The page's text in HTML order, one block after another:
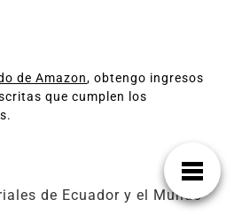
de Amazon, obtengo ingresos
que cumplen los
de Ecuador y el Mundo